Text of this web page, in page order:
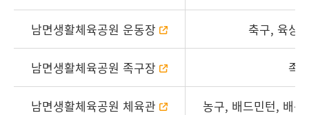
남면생활체육공원 운동장 축구, 육상,
남면생활체육공원 족구장 족
남면생활체육공원 체육관 농구, 배드민턴, 배